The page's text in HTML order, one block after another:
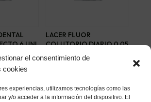
el consentimiento de
cookies
experiencias, utilizamos tecnologías como las
y/o acceder a la información del dispositivo. El
6 UNI
LACER FLUOR
COLUTORIO DIARIO 0,05
% MENTA 500 M
Añadir al carrito